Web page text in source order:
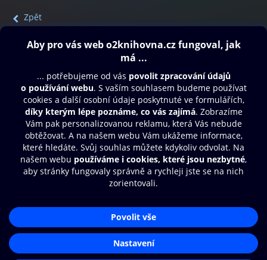
Zpět
Obsah ke stažení
Moje O2 Knihovna
Další zábava
© O2 Czech Republic a.s.
Přístupnost
Zásady zpracování osobních údajůAplikace O2 Knihovna
Čti a poslouchej své e-knihy a
audioknihy rychleji a pohodlněji.